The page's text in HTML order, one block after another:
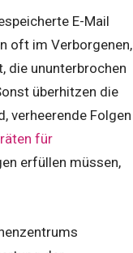
E-Mail
oft im Verborgenen,
die ununterbrochen
überhitzen die
verheerende Folgen
für
erfüllen müssen,